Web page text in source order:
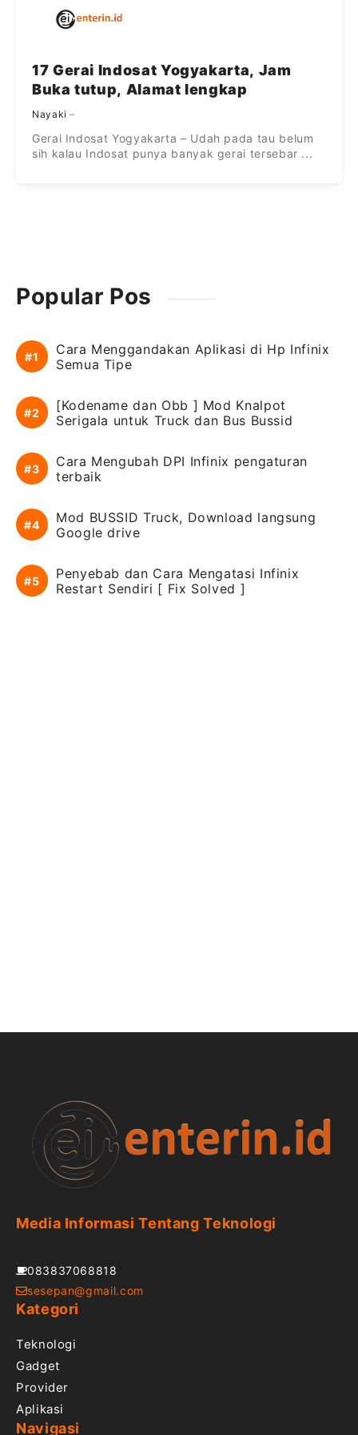
17 Gerai Indosat Yogyakarta, Jam
Buka tutup, Alamat lengkap
Nayaki
Gerai Indosat Yogyakarta – Udah pada tau belum
sih kalau Indosat punya banyak gerai tersebar ...
Popular Pos
Cara Menggandakan Aplikasi di Hp Infinix
Semua Tipe
[Kodename dan Obb ] Mod Knalpot
Serigala untuk Truck dan Bus Bussid
Cara Mengubah DPI Infinix pengaturan
terbaik
Mod BUSSID Truck, Download langsung
Google drive
Penyebab dan Cara Mengatasi Infinix
Restart Sendiri [ Fix Solved ]
Media Informasi Tentang Teknologi
083837068818
sesepan@gmail.com
Kategori
Teknologi
Gadget
Provider
Aplikasi
Navigasi